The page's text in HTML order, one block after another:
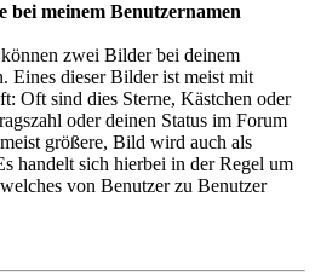
bei meinem Benutzernamen
zwei Bilder bei deinem
Eines dieser Bilder ist meist mit
Oft sind dies Sterne, Kästchen oder
oder deinen Status im Forum
größere, Bild wird auch als
handelt sich hierbei in der Regel um
von Benutzer zu Benutzer